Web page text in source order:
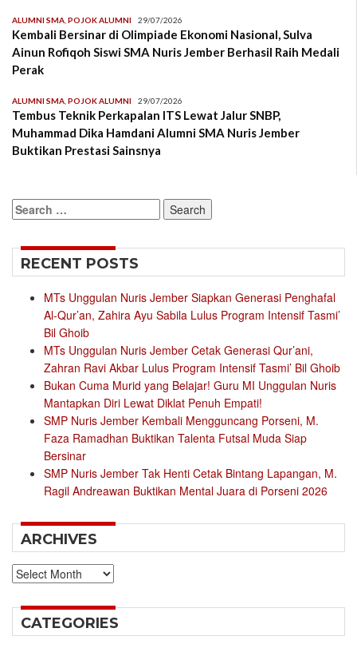
ALUMNI SMA POJOK ALUMNI 29/07/2026
Kembali Bersinar di Olimpiade Ekonomi Nasional, Sulva
Ainun Rofiqoh Siswi SMA Nuris Jember Berhasil Raih Medali
Perak
ALUMNI SMA POJOK ALUMNI 29/07/2026
Tembus Teknik Perkapalan ITS Lewat Jalur SNBP,
Muhammad Dika Hamdani Alumni SMA Nuris Jember
Buktikan Prestasi Sainsnya
Search
for:
RECENT POSTS
MTs Unggulan Nuris Jember Siapkan Generasi Penghafal
Al-Qur’an, Zahira Ayu Sabila Lulus Program Intensif Tasmi’
Bil Ghoib
MTs Unggulan Nuris Jember Cetak Generasi Qur’ani,
Zahran Ravi Akbar Lulus Program Intensif Tasmi’ Bil Ghoib
Bukan Cuma Murid yang Belajar! Guru MI Unggulan Nuris
Mantapkan Diri Lewat Diklat Penuh Empati!
SMP Nuris Jember Kembali Mengguncang Porseni, M.
Faza Ramadhan Buktikan Talenta Futsal Muda Siap
Bersinar
SMP Nuris Jember Tak Henti Cetak Bintang Lapangan, M.
Ragil Andreawan Buktikan Mental Juara di Porseni 2026
ARCHIVES
Archives
CATEGORIES